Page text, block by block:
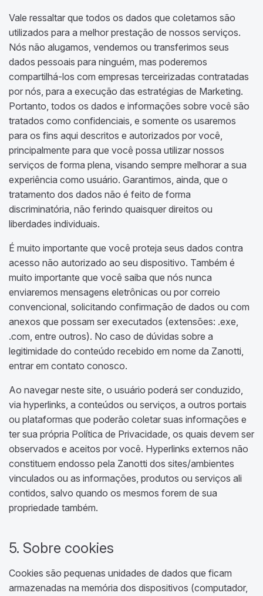
Vale ressaltar que todos os dados que coletamos são
utilizados para a melhor prestação de nossos serviços.
Nós não alugamos, vendemos ou transferimos seus
dados pessoais para ninguém, mas poderemos
compartilhá-los com empresas terceirizadas contratadas
por nós, para a execução das estratégias de Marketing.
Portanto, todos os dados e informações sobre você são
tratados como confidenciais, e somente os usaremos
para os fins aqui descritos e autorizados por você,
principalmente para que você possa utilizar nossos
serviços de forma plena, visando sempre melhorar a sua
experiência como usuário. Garantimos, ainda, que o
tratamento dos dados não é feito de forma
discriminatória, não ferindo quaisquer direitos ou
liberdades individuais.
É muito importante que você proteja seus dados contra
acesso não autorizado ao seu dispositivo. Também é
muito importante que você saiba que nós nunca
enviaremos mensagens eletrônicas ou por correio
convencional, solicitando confirmação de dados ou com
anexos que possam ser executados (extensões: .exe,
.com, entre outros). No caso de dúvidas sobre a
legitimidade do conteúdo recebido em nome da Zanotti,
entrar em contato conosco.
Ao navegar neste site, o usuário poderá ser conduzido,
via hyperlinks, a conteúdos ou serviços, a outros portais
ou plataformas que poderão coletar suas informações e
ter sua própria Política de Privacidade, os quais devem ser
observados e aceitos por você. Hyperlinks externos não
constituem endosso pela Zanotti dos sites/ambientes
vinculados ou as informações, produtos ou serviços ali
contidos, salvo quando os mesmos forem de sua
propriedade também.
5. Sobre cookies
Cookies são pequenas unidades de dados que ficam
armazenadas na memória dos dispositivos (computador,